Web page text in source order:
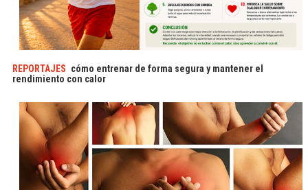
REPORTAJES cómo entrenar de forma segura y mantener el
rendimiento con calor